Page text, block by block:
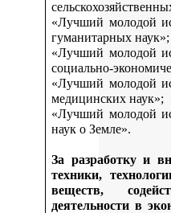
«Лучший молодой
гуманитарных наук»;
«Лучший молодой
социально-
«Лучший молодой
медицинских наук»;
«Лучший молодой
наук о Земле».
За разработку и
техники,
веществ,
деятельности в